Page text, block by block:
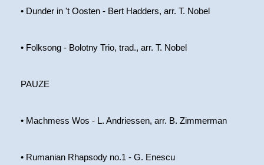
• Dunder in 't Oosten - Bert Hadders, arr. T. Nobel
• Folksong - Bolotny Trio, trad., arr. T. Nobel
PAUZE
• Machmess Wos - L. Andriessen, arr. B. Zimmerman
• Rumanian Rhapsody no.1 - G. Enescu